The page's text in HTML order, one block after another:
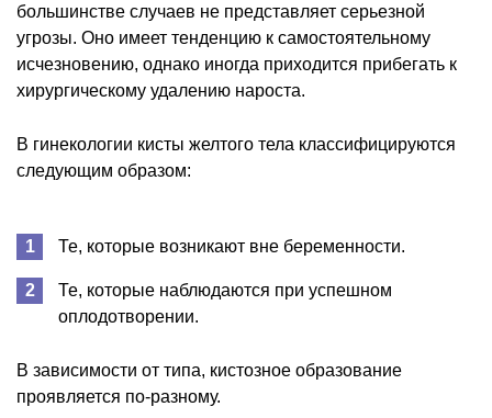
большинстве случаев не представляет серьезной
угрозы. Оно имеет тенденцию к самостоятельному
исчезновению, однако иногда приходится прибегать к
хирургическому удалению нароста.
В гинекологии кисты желтого тела классифицируются
следующим образом:
Те, которые возникают вне беременности.
Те, которые наблюдаются при успешном
оплодотворении.
В зависимости от типа, кистозное образование
проявляется по-разному.